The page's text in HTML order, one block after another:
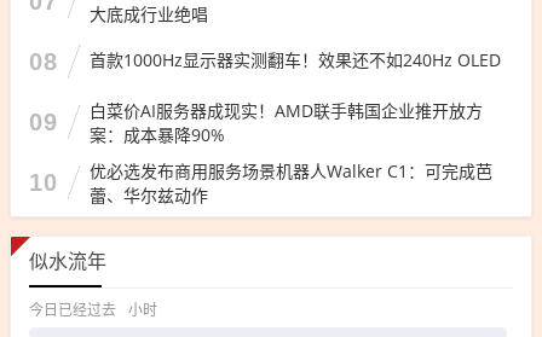
大底成行业绝唱
08 首款1000Hz显示器实测翻车！效果还不如240Hz OLED
09
白菜价AI服务器成现实！AMD联手韩国企业推开放方
案：成本暴降90%
10
优必选发布商用服务场景机器人Walker C1：可完成芭
蕾、华尔兹动作
似水流年
今日已经过去 小时